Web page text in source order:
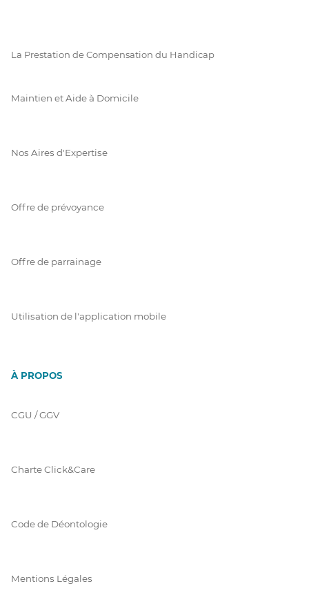
La Prestation de Compensation du Handicap
Maintien et Aide à Domicile
Nos Aires d'Expertise
Offre de prévoyance
Offre de parrainage
Utilisation de l'application mobile
À PROPOS
CGU / GGV
Charte Click&Care
Code de Déontologie
Mentions Légales